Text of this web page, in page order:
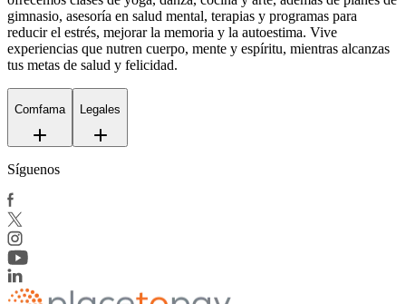
gimnasio, asesoría en salud mental, terapias y programas para
reducir el estrés, mejorar la memoria y la autoestima. Vive
experiencias que nutren cuerpo, mente y espíritu, mientras alcanzas
tus metas de salud y felicidad.
Comfama Legales
Síguenos